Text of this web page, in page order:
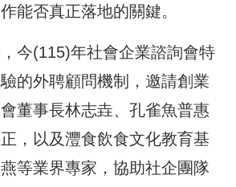
能否真正落地的關鍵。
今(115)年社會企業諮詢會特
的外聘顧問機制，邀請創業
董事長林志垚、孔雀魚普惠
，以及灃食飲食文化教育基
等業界專家，協助社企團隊